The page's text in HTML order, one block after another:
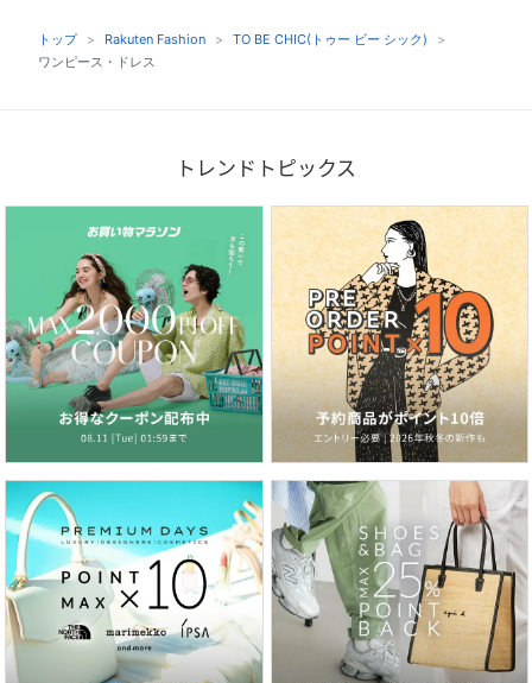
トップ Rakuten Fashion
TO BE CHIC(トゥー ビー シック)
ワンピース・ドレス
トレンドトピックス